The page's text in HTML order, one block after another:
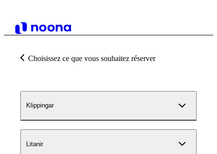
Choisissez ce que vous souhaitez réserver
Klippingar
Litanir